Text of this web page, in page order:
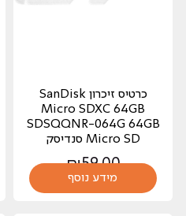
כרטיס זיכרון SanDisk
Micro SDXC 64GB
SDSQQNR-064G 64GB
Micro SD סנדיסק
₪59.00
מידע נוסף